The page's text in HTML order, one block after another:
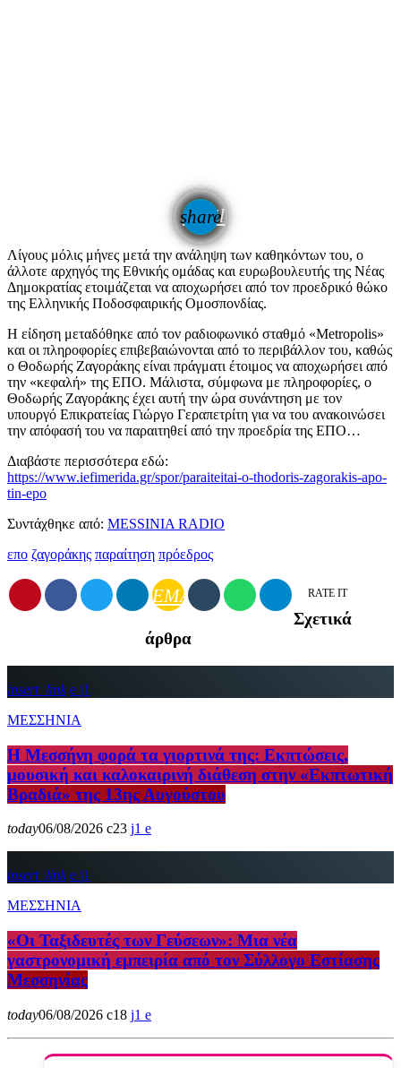
share
email
Λίγους μόλις μήνες μετά την ανάληψη των καθηκόντων του, ο
άλλοτε αρχηγός της Εθνικής ομάδας και ευρωβουλευτής της Νέας
Δημοκρατίας ετοιμάζεται να αποχωρήσει από τον προεδρικό θώκο
της Ελληνικής Ποδοσφαιρικής Ομοσπονδίας.
Η είδηση μεταδόθηκε από τον ραδιοφωνικό σταθμό «Metropolis»
και οι πληροφορίες επιβεβαιώνονται από το περιβάλλον του, καθώς
ο Θοδωρής Ζαγοράκης είναι πράγματι έτοιμος να αποχωρήσει από
την «κεφαλή» της ΕΠΟ. Μάλιστα, σύμφωνα με πληροφορίες, ο
Θοδωρής Ζαγοράκης έχει αυτή την ώρα συνάντηση με τον
υπουργό Επικρατείας Γιώργο Γεραπετρίτη για να του ανακοινώσει
την απόφασή του να παραιτηθεί από την προεδρία της ΕΠΟ…
Διαβάστε περισσότερα εδώ:
https://www.iefimerida.gr/spor/paraiteitai-o-thodoris-zagorakis-apo-
tin-epo
Συντάχθηκε από: MESSINIA RADIO
επο ζαγοράκης παραίτηση πρόεδρος
EMAIL RATE IT
Σχετικά
άρθρα
insert_link
1
ΜΕΣΣΗΝΙΑ
Η Μεσσήνη φορά τα γιορτινά της: Εκπτώσεις,
μουσική και καλοκαιρινή διάθεση στην «Εκπτωτική
Βραδιά» της 13ης Αυγούστου
today06/08/2026 23 1
insert_link
1
ΜΕΣΣΗΝΙΑ
«Οι Ταξιδευτές των Γεύσεων»: Μια νέα
γαστρονομική εμπειρία από τον Σύλλογο Εστίασης
Μεσσηνίας
today06/08/2026 18 1